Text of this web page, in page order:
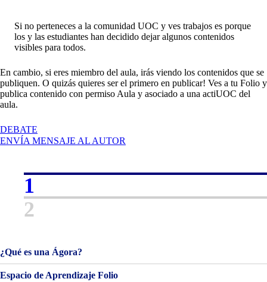
Si no perteneces a la comunidad UOC y ves trabajos es porque
los y las estudiantes han decidido dejar algunos contenidos
visibles para todos.
En cambio, si eres miembro del aula, irás viendo los contenidos que se
publiquen. O quizás quieres ser el primero en publicar! Ves a tu Folio y
publica contenido con permiso Aula y asociado a una actiUOC del
aula.
DEBATE
BIENVENIDOS
ENVÍA MENSAJE AL AUTOR
1
2
¿Qué es una Ágora?
Espacio de Aprendizaje Folio